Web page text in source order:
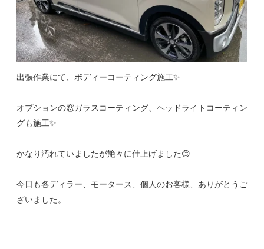
出張作業にて、ボディーコーティング施工✨
オプションの窓ガラスコーティング、ヘッドライトコーティン
グも施工✨
かなり汚れていましたが艶々に仕上げました😊
今日も各ディラー、モータース、個人のお客様、ありがとうご
ざいました。